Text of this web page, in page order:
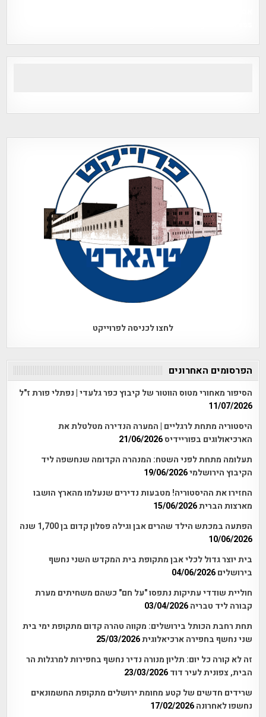
לחצו לכניסה לפרוייקט
הפרסומים האחרונים
הסיפור מאחורי מטוס הווטור של קיבוץ כפר גלעדי | נפתלי פורת ז"ל
11/07/2026
היסטוריה מתחת לרגליים | המערה הנדירה מטלטלת את
הארכיאולוגים בפוריידיס21/06/2026
תעלומה מתחת לפני השטח: המנהרה הקדומה שנחשפה ליד
הקיבוץ הירושלמי19/06/2026
החזירו את ההיסטוריה! מטבעות נדירים שנעלמו מהארץ הושבו
מארצות הברית15/06/2026
הפתעה במכתש הילד שהרים אבן וגילה פסלון קדום בן 1,700 שנה
10/06/2026
בית יוצר גדול לכלי אבן מתקופת בית המקדש השני נחשף
בירושלים 04/06/2026
חוליית שודדי עתיקות נתפסו "על חם" כשהם משחיתים מערת
קבורה ליד טבריה 03/04/2026
תחת רחבת הכותל בירושלים: מקווה טהרה קדום מתקופת ימי בית
שני נחשף בחפירה ארכיאלוגית25/03/2026
זה לא קורה כל יום: תליון מנורה נדיר נחשף בחפירות למרגלות הר
הבית, צפונית לעיר דוד 23/03/2026
שרידים חדשים של קטע מחומת ירושלים מתקופת החשמונאים
נחשפו לאחרונה 17/02/2026